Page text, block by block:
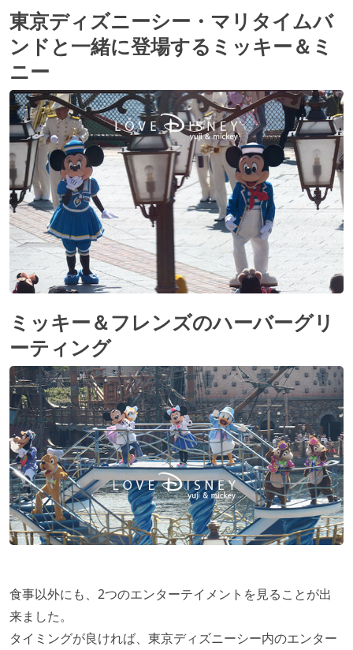
東京ディズニーシー・マリタイムバ
ンドと一緒に登場するミッキー＆ミ
ニー
ミッキー＆フレンズのハーバーグリ
ーティング
食事以外にも、2つのエンターテイメントを見ることが出
来ました。
タイミングが良ければ、東京ディズニーシー内のエンター